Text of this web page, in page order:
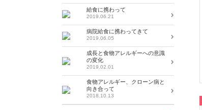
給食に携わって
2019.06.21
病院給食に携わってきて
2019.06.05
成長と食物アレルギーへの意識
の変化
2019.02.01
食物アレルギー、クローン病と
向き合って
2018.10.13